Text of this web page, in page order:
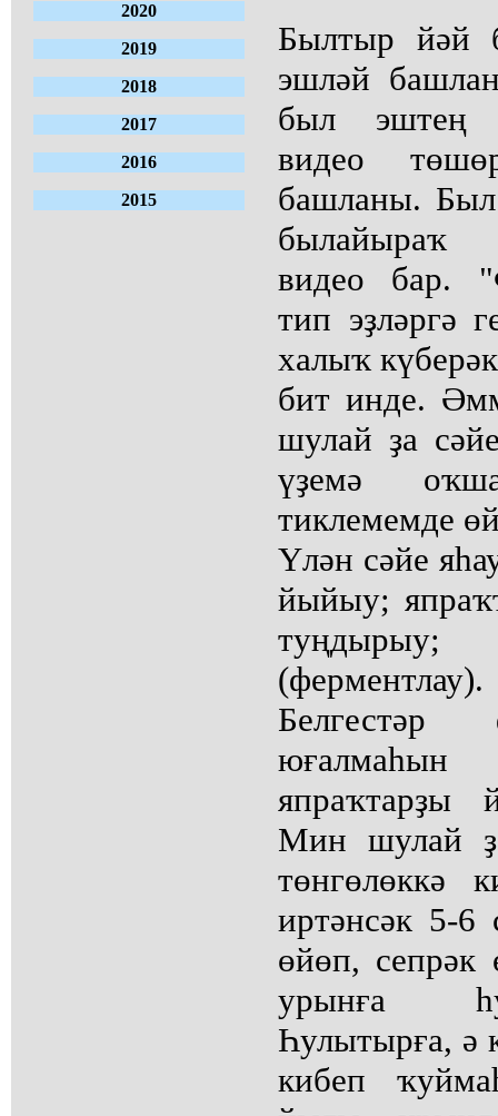
2020
2019
2018
2017
2016
2015
Былтыр йәй
эшләй
был эштең
видео
башланы.
былайыраҡ
видео бар.
тип эҙләргә
халыҡ
бит инде.
шулай ҙа
үҙемә
тиклемемде
Үлән сәйе
йыйыу;
(ферментлау).
Белгестәр
япраҡтарҙы
Мин шулай
төнгөлөккә
иртәнсәк 5-6
өйөп, сепрәк
урынға
Һулытырға, ә
кибеп